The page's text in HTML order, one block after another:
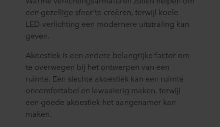
een gezellige sfeer te creëren, terwijl koele
LED-verlichting een modernere uitstraling kan
geven.
Akoestiek is een andere belangrijke factor om
te overwegen bij het ontwerpen van een
ruimte. Een slechte akoestiek kan een ruimte
oncomfortabel en lawaaierig maken, terwijl
een goede akoestiek het aangenamer kan
maken.